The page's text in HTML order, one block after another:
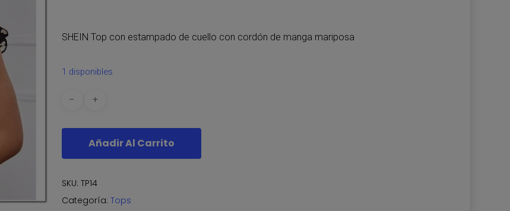
SHEIN Top con estampado de cuello con cordón de manga mariposa
1 disponibles
Añadir Al Carrito
SKU: TP14
Categoría: Tops